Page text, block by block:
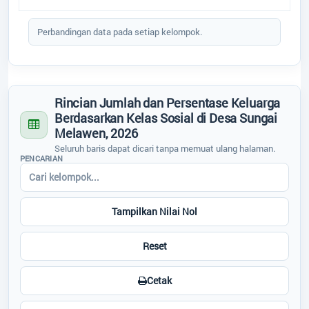
ARTIKEL
Data Suplemen
Titik Lokasi Kantor Desa
End of interactive chart.
Perbandingan data pada setiap kelompok.
Rincian Jumlah dan Persentase Keluarga
Berdasarkan Kelas Sosial di Desa Sungai
Melawen, 2026
Seluruh baris dapat dicari tanpa memuat ulang halaman.
PENCARIAN
Tampilkan Nilai Nol
Reset
Cetak